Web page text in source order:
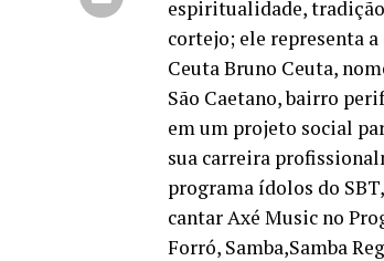
espiritualidade,
cortejo; ele representa
Ceuta Bruno Ceuta,
São Caetano, bairro
em um projeto social
sua carreira
programa ídolos do
cantar Axé Music no
Forró, Samba,Samba